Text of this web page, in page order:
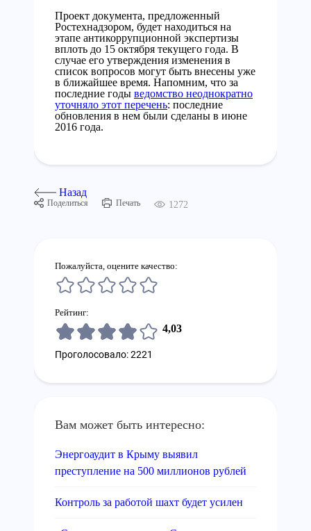
Проект документа, предложенный
Ростехнадзором, будет находиться на
этапе антикоррупционной экспертизы
вплоть до 15 октября текущего года. В
случае его утверждения изменения в
список вопросов могут быть внесены уже
в ближайшее время. Напомним, что за
последние годы ведомство неоднократно
уточняло этот перечень: последние
обновления в нем были сделаны в июне
2016 года.
Назад
Поделиться Печать 1272
Пожалуйста, оцените качество:
Рейтинг:
4,03
Проголосовало: 2221
Вам может быть интересно:
Энергоаудит в Крыму выявил
преступление на 500 миллионов рублей
Контроль за работой шахт будет усилен